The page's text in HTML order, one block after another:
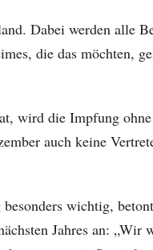
Dabei werden alle
die das möchten,
wird die Impfung
auch keine
wichtig,
Jahres an: „Wir